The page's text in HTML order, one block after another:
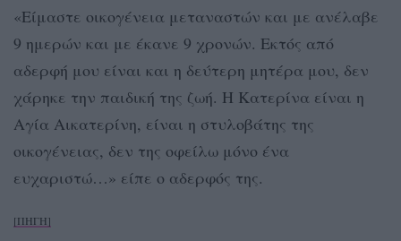
«Είμαστε οικογένεια μεταναστών και με ανέλαβε
9 ημερών και με έκανε 9 χρονών. Εκτός από
αδερφή μου είναι και η δεύτερη μητέρα μου, δεν
χάρηκε την παιδική της ζωή. Η Κατερίνα είναι η
Αγία Αικατερίνη, είναι η στυλοβάτης της
οικογένειας, δεν της οφείλω μόνο ένα
ευχαριστώ…» είπε ο αδερφός της.
[ΠΗΓΗ]